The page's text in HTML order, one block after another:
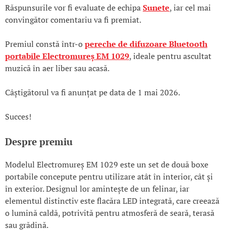
Răspunsurile vor fi evaluate de echipaSunete, iar cel mai
convingător comentariu va fi premiat.
Premiul constă într-opereche de difuzoare Bluetooth
portabile Electromureș EM 1029, ideale pentru ascultat
muzică în aer liber sau acasă.
Câștigătorul va fi anunțat pe data de 1 mai 2026.
Succes!
Despre premiu
Modelul Electromureș EM 1029 este un set de două boxe
portabile concepute pentru utilizare atât în interior, cât și
în exterior. Designul lor amintește de un felinar, iar
elementul distinctiv este flacăra LED integrată, care creează
o lumină caldă, potrivită pentru atmosferă de seară, terasă
sau grădină.